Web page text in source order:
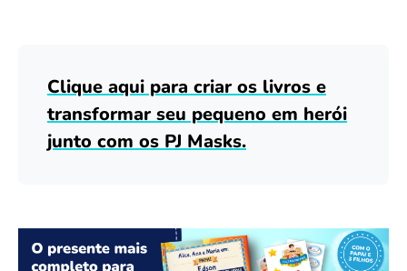
Clique aqui para criar os livros e
transformar seu pequeno em herói
junto com os PJ Masks.